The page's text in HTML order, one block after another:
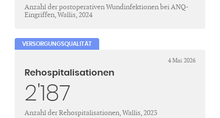
Anzahl der postoperativen Wundinfektionen bei ANQ-
Eingriffen, Wallis, 2024
VERSORGUNGSQUALITÄT
4 Mai 2026
Rehospitalisationen
2'187
Anzahl der Rehospitalisationen, Wallis, 2023